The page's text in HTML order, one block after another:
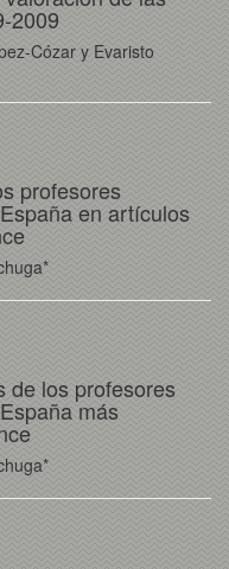
2009
Cózar y Evaristo
profesores
en artículos
de los profesores
más